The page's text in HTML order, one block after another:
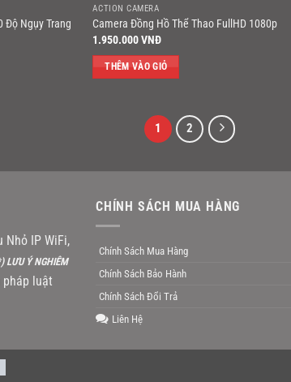
Độ Ngụy Trang
ACTION CAMERA
Camera Đồng Hồ Thể Thao FullHD 1080p
1.950.000VNĐ
THÊM VÀO GIỎ
1 2
Nhỏ IP WiFi,
LƯU Ý NGHIÊM
pháp luật
CHÍNH SÁCH MUA HÀNG
Chính Sách Mua Hàng
Chính Sách Bảo Hành
Chính Sách Đổi Trả
Liên Hệ